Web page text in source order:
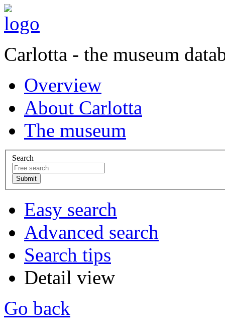
Carlotta - the museum
Overview
About Carlotta
The museum
Search
Easy search
Advanced search
Search tips
Detail view
Go back